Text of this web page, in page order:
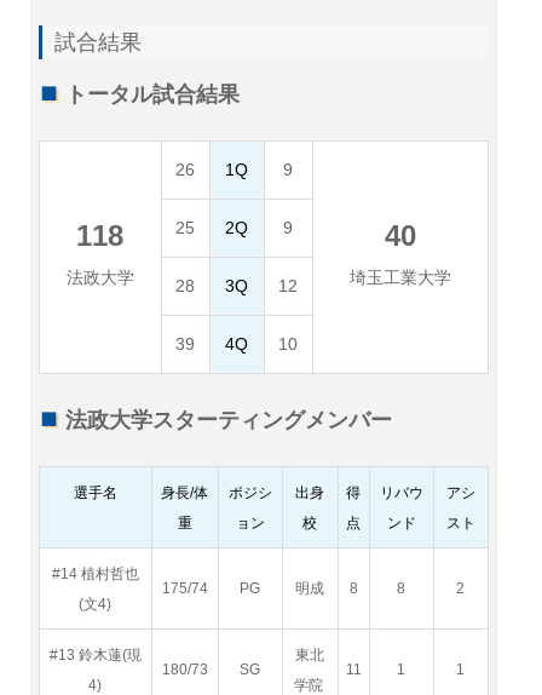
試合結果
トータル試合結果
118
法政大学
26 1Q 9
40
埼玉工業大学
25 2Q 9
28 3Q 12
39 4Q 10
法政大学スターティングメンバー
選手名
身長/体
重
ポジシ
ョン
出身
校
得
点
リバウ
ンド
アシ
スト
#14 植村哲也
(文4)
175/74 PG 明成 8 8 2
#13 鈴木蓮(現
4)
180/73 SG
東北
学院
11 1 1